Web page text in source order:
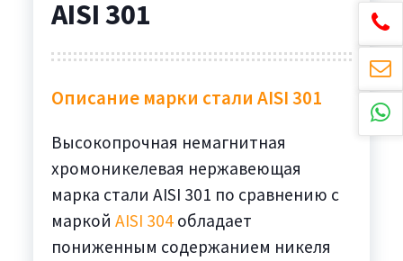
AISI 301
Описание марки стали AISI 301
Высокопрочная немагнитная
хромоникелевая нержавеющая
марка стали AISI 301 по сравнению с
маркой AISI 304обладает
пониженным содержанием никеля